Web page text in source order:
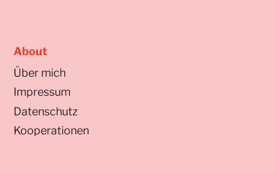
About
Über mich
Impressum
Datenschutz
Kooperationen